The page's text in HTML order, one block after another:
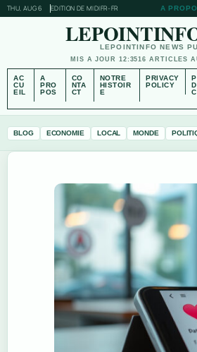
THU, AUG 6 EDITION DE MIDIFR-FR A
LEPOINTINFO NEWS
MIS A JOUR 12:3516 ARTICLES
AC
CU
EIL
A
PRO
POS
CO
NTA
CT
NOTRE
HISTOIR
E
PRIVACY
POLICY
BLOG ECONOMIE LOCAL MONDE